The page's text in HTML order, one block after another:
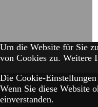
Um die Website für Sie
von Cookies zu. Weitere
Die Cookie-
Wenn Sie diese Website
einverstanden.